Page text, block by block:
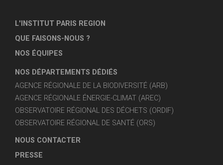
L'INSTITUT PARIS REGION
QUE FAISONS-NOUS ?
NOS ÉQUIPES
NOS DÉPARTEMENTS DÉDIÉS
AGENCE RÉGIONALE DE LA BIODIVERSITÉ (ARB)
AGENCE RÉGIONALE ÉNERGIE-CLIMAT (AREC)
OBSERVATOIRE RÉGIONAL DES DÉCHETS (ORDIF)
OBSERVATOIRE RÉGIONAL DE SANTÉ (ORS)
NOUS CONTACTER
PRESSE